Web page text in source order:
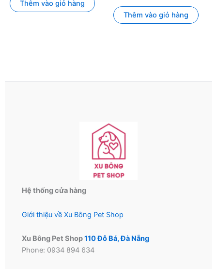
Thêm vào giỏ hàng
Thêm vào giỏ hàng
Hệ thống cửa hàng
Giới thiệu về Xu Bông Pet Shop
Xu Bông Pet Shop110 Đỗ Bá, Đà Nẵng
Phone: 0934 894 634